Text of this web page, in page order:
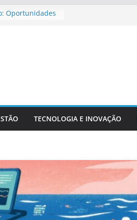
Oportunidades
TECNOLOGIA E INOVAÇÃO